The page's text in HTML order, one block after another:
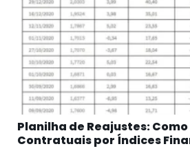
Planilha de Reajustes:
Contratuais por Índices